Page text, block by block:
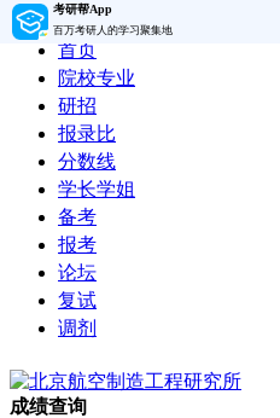
考研帮App
百万考研人的学习聚集地
首页
院校专业
研招
报录比
分数线
学长学姐
备考
报考
论坛
复试
调剂
成绩查询